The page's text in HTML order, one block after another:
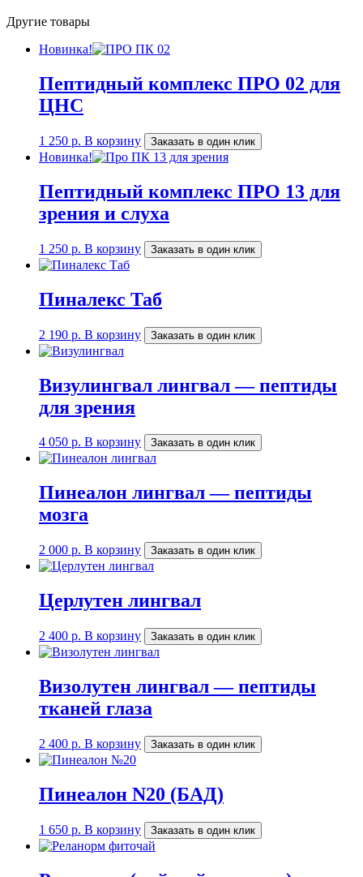
Другие товары
Новинка!
Пептидный комплекс ПРО 02 для
ЦНС
1 250 р. В корзину Заказать в один клик
Новинка!
Пептидный комплекс ПРО 13 для
зрения и слуха
1 250 р. В корзину Заказать в один клик
Пиналекс Таб
2 190 р. В корзину Заказать в один клик
Визулингвал лингвал — пептиды
для зрения
4 050 р. В корзину Заказать в один клик
Пинеалон лингвал — пептиды
мозга
2 000 р. В корзину Заказать в один клик
Церлутен лингвал
2 400 р. В корзину Заказать в один клик
Визолутен лингвал — пептиды
тканей глаза
2 400 р. В корзину Заказать в один клик
Пинеалон N20 (БАД)
1 650 р. В корзину Заказать в один клик